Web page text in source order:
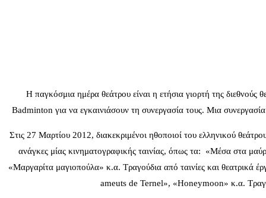
Η παγκόσμια ημέρα θεάτρου είναι η ετήσια γιορτή της
Badminton για να εγκαινιάσουν τη συνεργασία τους. Μια
Στις 27 Μαρτίου 2012, διακεκριμένοι ηθοποιοί του ελληνικού
ανάγκες μίας κινηματογραφικής ταινίας, όπως τα: «Μέσα στα
«Μαργαρίτα μαγιοπούλα» κ.α. Τραγούδια από ταινίες και
ameuts de Ternel», «Honeymoon» κ.α.